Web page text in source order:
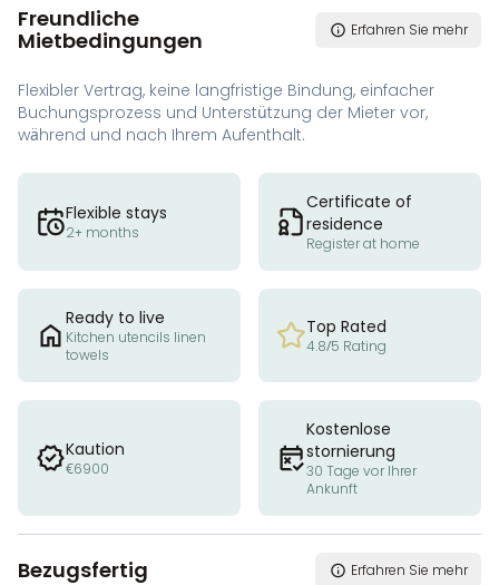
Freundliche
Mietbedingungen
Erfahren Sie mehr
Flexibler Vertrag, keine langfristige Bindung, einfacher
Buchungsprozess und Unterstützung der Mieter vor,
während und nach Ihrem Aufenthalt.
Flexible stays
2+ months
Certificate of
residence
Register at home
Ready to live
Kitchen utencils linen
towels
Top Rated
4.8/5 Rating
Kaution
€6900
Kostenlose
stornierung
30 Tage vor Ihrer
Ankunft
Bezugsfertig Erfahren Sie mehr